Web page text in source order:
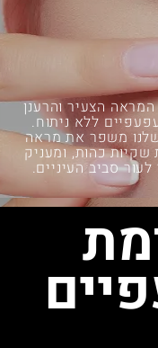
הצעיר והרענן
ללא ניתוח.
משפר את מראה
כהות, ומעניק
סביב העיניים.